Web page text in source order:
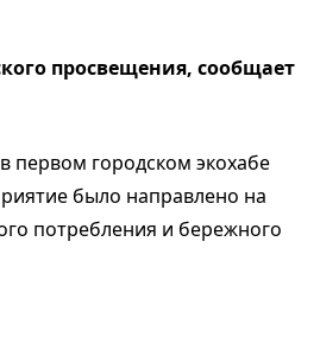
просвещения, сообщает
первом городском экохабе
было направлено на
потребления и бережного